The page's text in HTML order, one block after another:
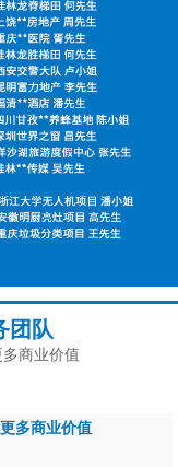
团队
商业价值
多商业价值